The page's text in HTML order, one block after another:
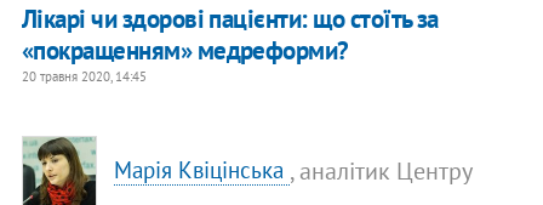
Лікарі чи здорові пацієнти: що стоїть за
«покращенням» медреформи?
20 травня 2020, 14:45
Марія Квіцінська , аналітик Центру